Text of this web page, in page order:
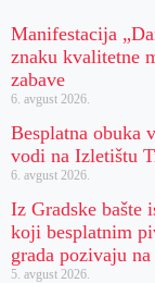
Manifestacija
znaku kvalitetne
zabave
6. avgust 2026.
Besplatna obuka
vodi na Izletištu
6. avgust 2026.
Iz Gradske bašte
koji besplatnim
grada pozivaju
5. avgust 2026.